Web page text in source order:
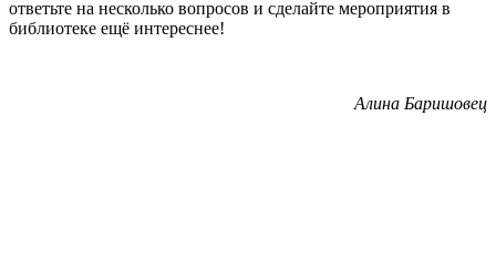
ответьте на несколько вопросов и сделайте мероприятия в
библиотеке ещё интереснее!
Алина Баришовец